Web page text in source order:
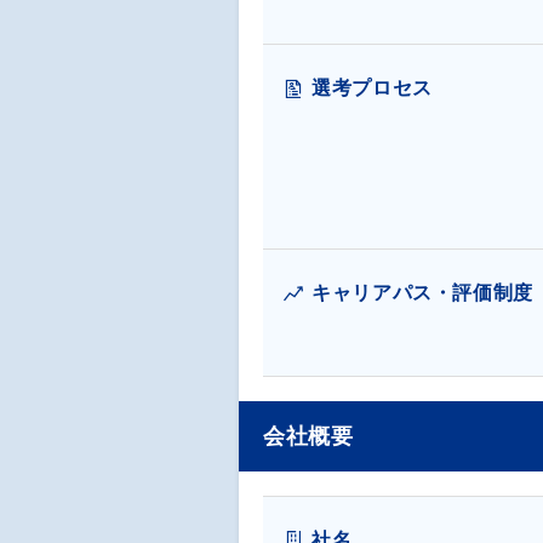
選考プロセス
キャリアパス・評価制度
会社概要